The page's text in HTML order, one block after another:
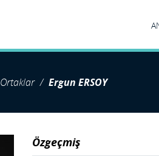
Ortaklar Ergun ERSOY
Özgeçmiş